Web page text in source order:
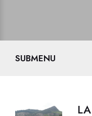
SUBMENU